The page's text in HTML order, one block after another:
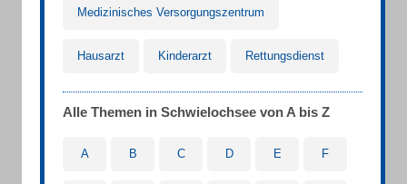
Medizinisches Versorgungszentrum
Hausarzt Kinderarzt Rettungsdienst
Alle Themen in Schwielochsee von A bis Z
A B C D E F